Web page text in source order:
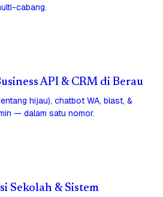
cabang.
API & CRM di Berau
hijau), chatbot WA, blast, &
— dalam satu nomor.
Sekolah & Sistem